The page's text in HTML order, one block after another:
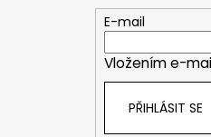
E-mail
Vložením e-
PŘIHLÁSIT SE